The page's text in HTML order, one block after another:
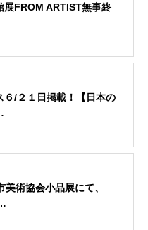
展FROM ARTIST無事終
６/２１日掲載！【日本の
美術協会小品展にて、